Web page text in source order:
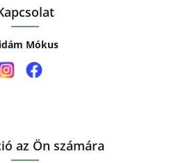
Mókus
az Ön számára